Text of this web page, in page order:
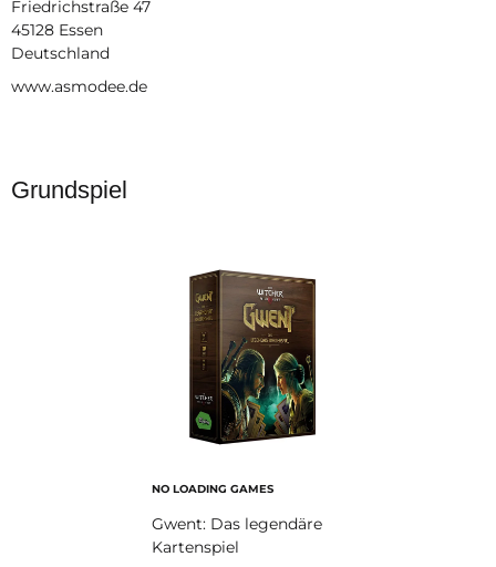
Friedrichstraße 47
45128 Essen
Deutschland
www.asmodee.de
Grundspiel
NO LOADING GAMES
Gwent: Das legendäre
Kartenspiel